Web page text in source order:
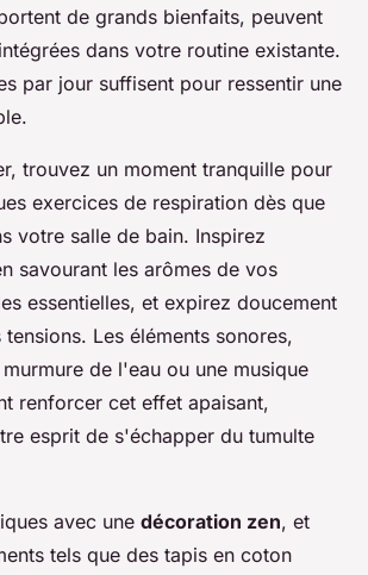
de grands bienfaits, peuvent
dans votre routine existante.
par jour suffisent pour ressentir une
trouvez un moment tranquille pour
exercices de respiration dès que
votre salle de bain. Inspirez
savourant les arômes de vos
essentielles, et expirez doucement
Les éléments sonores,
de l'eau ou une musique
renforcer cet effet apaisant,
esprit de s'échapper du tumulte
avec une décoration zen, et
tels que des tapis en coton